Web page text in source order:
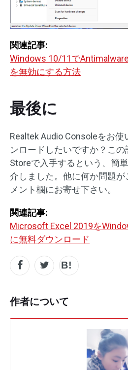
関連記事:
Windows 10/11で
を無効にする方法
最後に
Realtek Audio Consoleをお
ンロードしたいですか？こ
Storeで入手するという、簡
介しました。他に何か問題が
メント欄にお寄せ下さい。
関連記事:
Microsoft Excel 2019を
に無料ダウンロード
作者について